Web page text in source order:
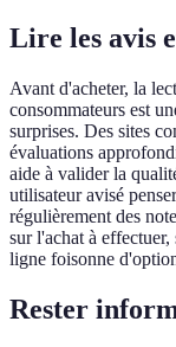
Lire les avis
Avant d'acheter, la
consommateurs est
surprises. Des sites
évaluations
aide à valider la
utilisateur avisé
régulièrement des
sur l'achat à
ligne foisonne
Rester